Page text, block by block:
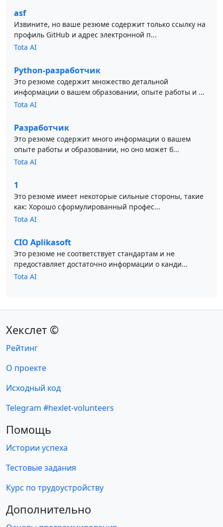
asf
Извините, но ваше резюме содержит только ссылку на
профиль GitHub и адрес электронной п...
Tota AI
Python-разработчик
Это резюме содержит множество детальной
информации о вашем образовании, опыте работы и ...
Tota AI
Разработчик
Это резюме содержит много информации о вашем
опыте работы и образовании, но оно может б...
Tota AI
1
Это резюме имеет некоторые сильные стороны, такие
как: Хорошо сформулированный профес...
Tota AI
CIO Aplikasoft
Это резюме не соответствует стандартам и не
предоставляет достаточно информации о канди...
Tota AI
Хекслет ©
Рейтинг
О проекте
Исходный код
Telegram #hexlet-volunteers
Помощь
Истории успеха
Тестовые задания
Курс по трудоустройству
Дополнительно